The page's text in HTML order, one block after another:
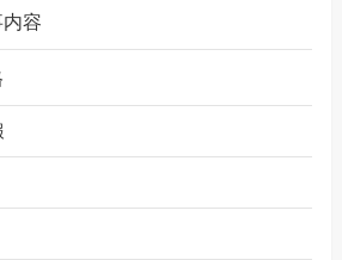
容